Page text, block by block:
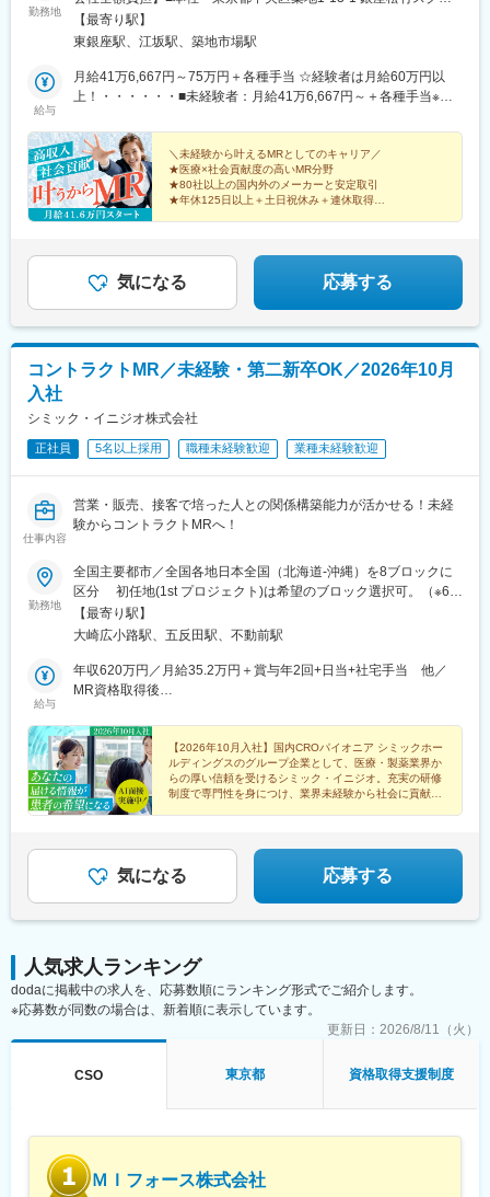
勤務地
ア9F■勤務エリア：（1）北海道：北海道（2）東北：青森・秋
田・岩手・山形・宮城・福島（3）関東：東京・神奈川・千葉・埼
海：愛知・岐阜・三重・静岡（6）北陸：富山・石川・福井（7）
近畿：大阪・京都・滋賀・奈良・和歌山・兵庫（8）中国：岡山・
（10）九州：福岡・大分・宮崎・鹿児島・熊本・佐賀・長崎・沖
縄※勤務地限定～全国転勤（規定あり）の選択可能※配属エリアは
希望を考慮して決定いたします。希望範囲外への転勤はありませ
ん。※変更の範囲：会社の定める事業所（リモートワーク含む）
【最寄り駅】
東銀座駅、江坂駅、築地市場駅
給与
月給41万6,667円～75万円＋各種手当 ☆経験者は月給60万円以
上！・・・・・・■未経験者：月給41万6,667円～＋各種手当※上
過分は別途全額支給いたします。◎手当を含めれば初年度から年
収600万円以上も可能！・・・・・・■経験者：月給60万円～75万
円＋各種手当※上記には固定残業代（11万760円～／30時間分）を
含みます。※超過分は別途全額支給いたします。＜年収例＞◎初年
度年収は700万円以上！◎最大年収900万円以上も目指せる
万円／42歳（入社4年） 920万円／45歳（入社6年） ※諸手当含む
＼未経験から叶えるMRとしてのキャリア／
★医療×社会貢献度の高いMR分野
★80社以上の国内外のメーカーと安定取引
★年休125日以上＋土日祝休み＋連休取得OK
気になる 応募する
コントラクトMR／未経験・第二新卒OK／2026年10月
入社
シミック・イニジオ株式会社
正社員 5名以上採用 職種未経験歓迎 業種未経験歓迎
仕事内容
営業・販売、接客で培った人との関係構築能力が活かせる！未経
験からコントラクトMRへ！
勤務地
全国主要都市／全国各地日本全国（北海道-沖縄）を8ブロックに
区分 初任地(1st プロジェクト)は希望のブロック選択可。（※6都
道府県以上、ブロック内での転居は必須） ※2ブロック以上の広
域内転勤可能な場合は入社一時金支給2ndプロジェクト以降は4ブ
西五反田7丁目7-7 SGスクエア【本社へのアクセス】 ・JR 山手線
「五反田駅」/都営地下鉄 浅草線「五反田駅」 徒歩6分・東急電
徒歩10分
【最寄り駅】
大崎広小路駅、五反田駅、不動前駅
給与
年収620万円／月給35.2万円＋賞与年2回+日当+社宅手当 他／
MR資格取得後
MR経験5年目
【2026年10月入社】国内CROパイオニア シミックホー
ルディングスのグループ企業として、医療・製薬業界か
らの厚い信頼を受けるシミック・イニジオ。充実の研修
制度で専門性を身につけ、業界未経験から社会に貢献す
気になる 応募する
人気求人ランキング
dodaに掲載中の求人を、応募数順にランキング形式でご紹介します。
※応募数が同数の場合は、新着順に表示しています。
更新日： 2026/8/11（火）
CSO 東京都 資格取得支援制度
ＭＩフォース株式会社